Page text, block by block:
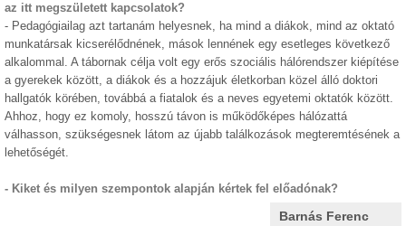
az itt megszületett kapcsolatok?
- Pedagógiailag azt tartanám helyesnek, ha mind a diákok, mind az oktató
munkatársak kicserélődnének, mások lennének egy esetleges következő
alkalommal. A tábornak célja volt egy erős szociális hálórendszer kiépítése
a gyerekek között, a diákok és a hozzájuk életkorban közel álló doktori
hallgatók körében, továbbá a fiatalok és a neves egyetemi oktatók között.
Ahhoz, hogy ez komoly, hosszú távon is működőképes hálózattá
válhasson, szükségesnek látom az újabb találkozások megteremtésének a
lehetőségét.
- Kiket és milyen szempontok alapján kértek fel előadónak?
Barnás Ferenc